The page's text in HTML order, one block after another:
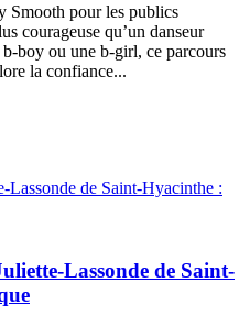
Smooth pour les publics
courageuse qu’un danseur
boy ou une b-girl, ce parcours
la confiance...
Lassonde de Saint-